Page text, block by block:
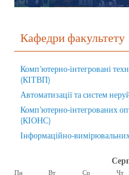
Кафедри факультету
Комп’ютерно-інтегровані
(КІТВП)
Автоматизації та систем
Комп’ютерно-інтегрованих
(КІОНС)
Інформаційно-
Пн Вт Ср Чт